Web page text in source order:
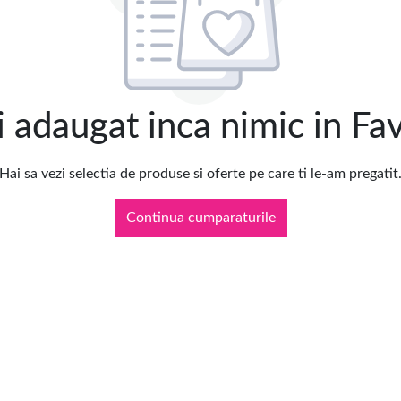
adaugat inca nimic in
Hai sa vezi selectia de produse si oferte pe care ti le-am pregatit.
Continua cumparaturile